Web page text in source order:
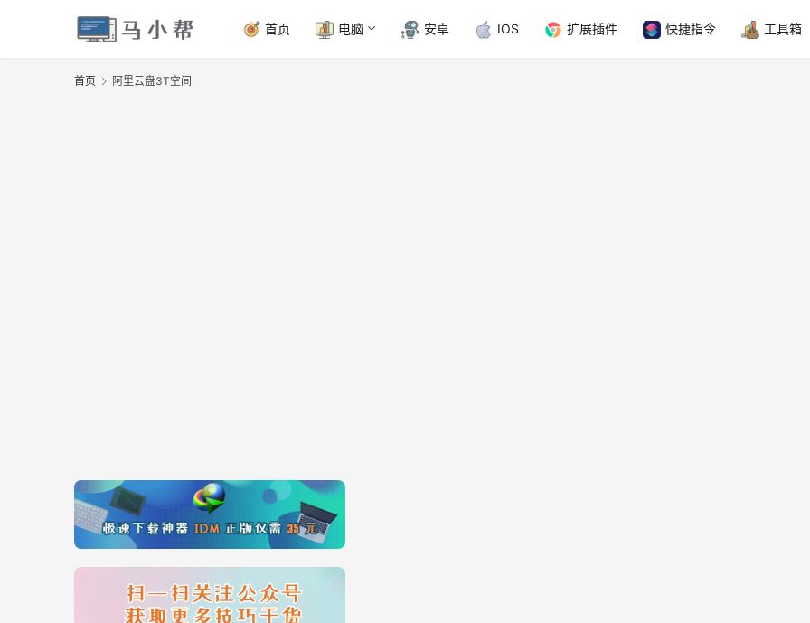
首页 电脑 安卓 IOS 扩展插件 快捷指令 工具箱
首页 阿里云盘3T空间